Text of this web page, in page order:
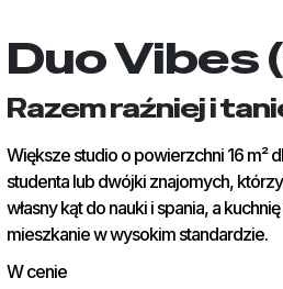
Duo Vibes
Razem raźniej i
Większe studio o powierzchni 16 m²
studenta lub dwójki znajomych,
własny kąt do nauki i spania, a
mieszkanie w wysokim standardzie.
W cenie